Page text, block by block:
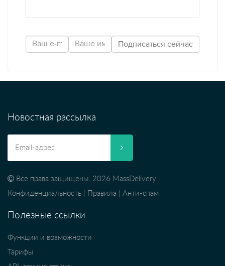
Новостная рассылка
Все права защищены. 2026 MassDelivery
Конфиденциальность
Правила Анти-спам
Полезные ссылки
Функции и возможности
Тарифы